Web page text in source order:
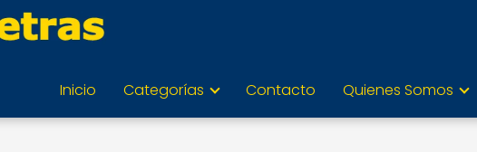
Inicio Categorías Contacto Quienes Somos